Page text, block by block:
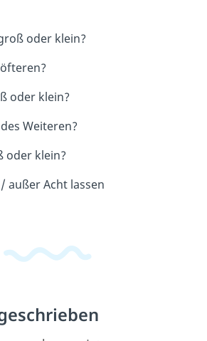
oder klein?
oder klein?
Weiteren?
oder klein?
außer Acht lassen